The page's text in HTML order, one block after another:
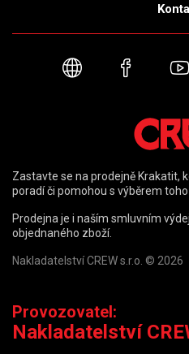
Webové
Zastavte se na prodejně Krakatit,
poradí či pomohou s výběrem
Prodejna je i naším smluvním
objednaného zboží.
Nakladatelství CREW s.r.o. © 2026
Provozovatel:
Nakladatelství